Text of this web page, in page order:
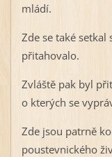
mládí.
Zde se také
přitahovalo.
Zvláště pak byl
o kterých se
Zde jsou patrně
poustevnického